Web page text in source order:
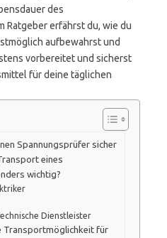
des
Ratgeber erfährst du, wie du
aufbewahrst und
vorbereitet und sicherst
für deine täglichen
Spannungsprüfer sicher
eines
wichtig?
Dienstleister
Transportmöglichkeit für